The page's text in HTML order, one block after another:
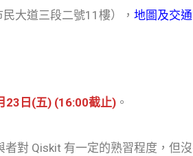
大道三段二號11樓）， 地圖及交
23日(五) (16:00截止) 。
對 Qiskit 有一定的熟習程度，但